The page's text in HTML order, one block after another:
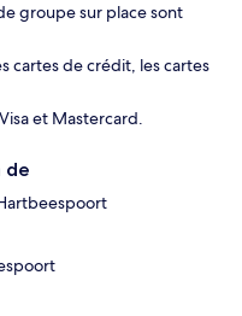
groupe sur place sont
cartes de crédit, les cartes
et Mastercard.
de